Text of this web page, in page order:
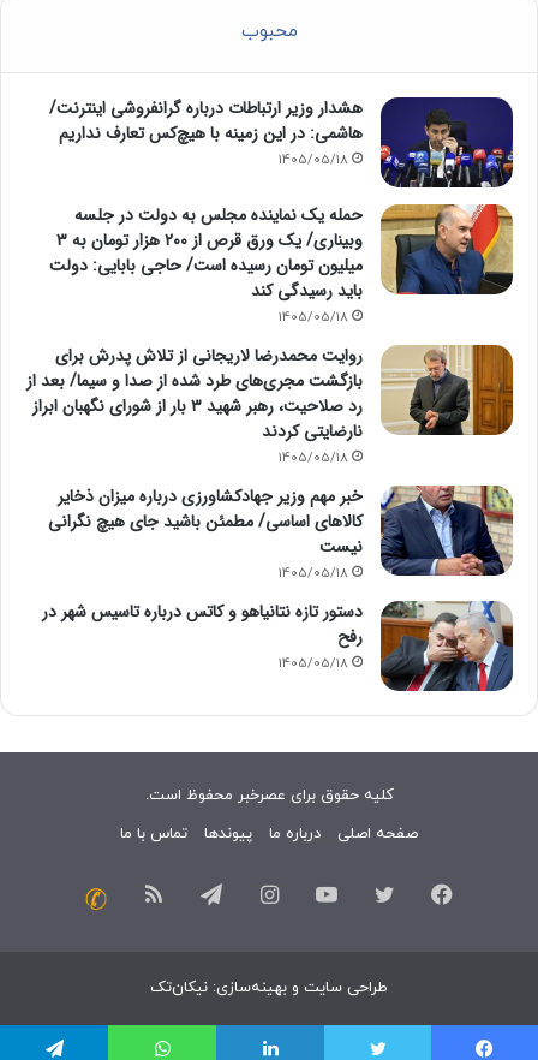
محبوب
هشدار وزیر ارتباطات درباره گرانفروشی اینترنت/
هاشمی: در این زمینه با هیچ‌کس تعارف نداریم
1405/05/18
حمله یک نماینده مجلس به دولت در جلسه
وبیناری/ یک ورق قرص از ۲۰۰ هزار تومان به ۳
میلیون تومان رسیده است/ حاجی بابایی: دولت
باید رسیدگی کند
1405/05/18
روایت محمدرضا لاریجانی از تلاش پدرش برای
بازگشت مجری‌های طرد شده از صدا و سیما/ بعد از
رد صلاحیت، رهبر شهید ۳ بار از شورای نگهبان ابراز
نارضایتی کردند
1405/05/18
خبر مهم وزیر جهادکشاورزی درباره میزان ذخایر
کالاهای اساسی/ مطمئن باشید جای هیچ نگرانی
نیست
1405/05/18
دستور تازه نتانیاهو و کاتس درباره تاسیس شهر در
رفح
1405/05/18
کلیه حقوق برای عصرخبر محفوظ است.
صفحه اصلی
درباره ما پیوندها تماس با ما
فیسبوک توییتر یوتیوب اینستاگرامتلگرام خوراک
طراحی سایت و بهینه‌سازی: نیکان‌تک